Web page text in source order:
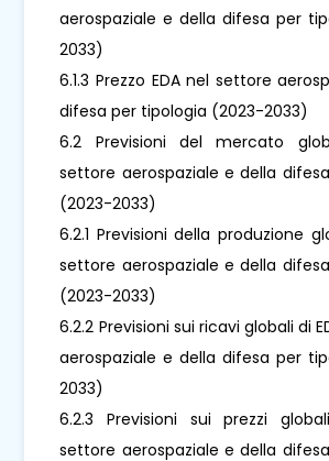
aerospaziale e della difesa per
2033)
6.1.3 Prezzo EDA nel settore
difesa per tipologia (2023-2033)
6.2 Previsioni del mercato
settore aerospaziale e della
(2023-2033)
6.2.1 Previsioni della produzione
settore aerospaziale e della
(2023-2033)
6.2.2 Previsioni sui ricavi globali di
aerospaziale e della difesa per
2033)
6.2.3 Previsioni sui prezzi
settore aerospaziale e della